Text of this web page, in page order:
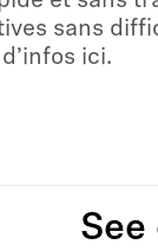
sans
ici.